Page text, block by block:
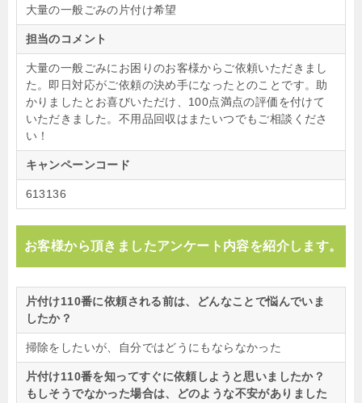
大量の一般ごみの片付け希望
担当のコメント
大量の一般ごみにお困りのお客様からご依頼いただきまし
た。即日対応がご依頼の決め手になったとのことです。助
かりましたとお喜びいただけ、100点満点の評価を付けて
いただきました。不用品回収はまたいつでもご相談くださ
い！
キャンペーンコード
613136
お客様から頂きましたアンケート内容を紹介します。
片付け110番に依頼される前は、どんなことで悩んでいま
したか？
掃除をしたいが、自分ではどうにもならなかった
片付け110番を知ってすぐに依頼しようと思いましたか？
もしそうでなかった場合は、どのような不安がありました